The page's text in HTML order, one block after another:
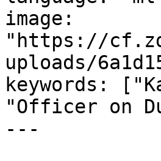
image:
"https://
uploads/
keywords:
"Officer on
---